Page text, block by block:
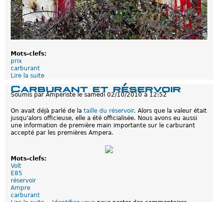
e
s
o
l
u
t
o
t
e
l
a
p
é
r
Mots-clefs:
prix
carburant
Lire la suite
C
a
b
u
r
a
p
Carburant et réservoir
Soumis par Amperiste le samedi 02/10/2010 à 12:52
On avait déjà parlé de la taille du réservoir. Alors que la valeur était
jusqu'alors officieuse, elle a été officialisée. Nous avons eu aussi
une information de première main importante sur le carburant
accepté par les premières Ampera.
Mots-clefs:
Volt
E85
réservoir
Ampre
carburant